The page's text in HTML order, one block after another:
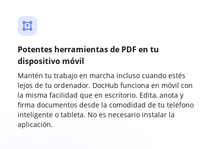
Potentes herramientas de PDF en tu
dispositivo móvil
Mantén tu trabajo en marcha incluso cuando estés
lejos de tu ordenador. DocHub funciona en móvil con
la misma facilidad que en escritorio. Edita, anota y
firma documentos desde la comodidad de tu teléfono
inteligente o tableta. No es necesario instalar la
aplicación.